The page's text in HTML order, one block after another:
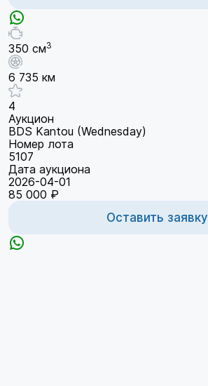
350 см3
6 735 км
4
Аукцион
BDS Kantou (Wednesday)
Номер лота
5107
Дата аукциона
2026-04-01
85 000 ₽
Оставить заявку